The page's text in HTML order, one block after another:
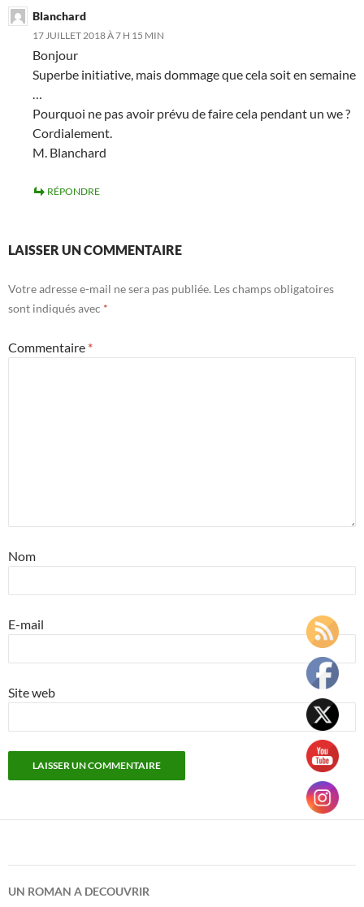
Blanchard
17 JUILLET 2018 À 7 H 15 MIN
Bonjour
Superbe initiative, mais dommage que cela soit en semaine
…
Pourquoi ne pas avoir prévu de faire cela pendant un we ?
Cordialement.
M. Blanchard
RÉPONDRE
LAISSER UN COMMENTAIRE
Votre adresse e-mail ne sera pas publiée. Les champs obligatoires
sont indiqués avec *
Commentaire *
Nom
E-mail
Site web
UN ROMAN A DECOUVRIR